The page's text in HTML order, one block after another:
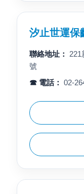
汐止世運保
聯絡地址：
221
號
☎ 電話： 02-